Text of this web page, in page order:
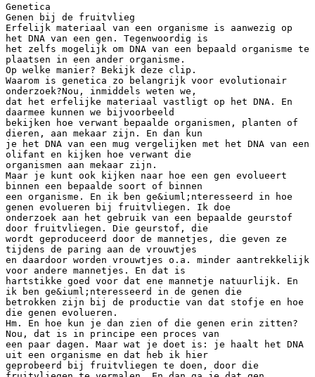
Genetica
Genen bij de fruitvlieg
Erfelijk materiaal van een organisme is aanwezig op
het DNA van een gen. Tegenwoordig is
het zelfs mogelijk om DNA van een bepaald organisme te
plaatsen in een ander organisme.
Op welke manier? Bekijk deze clip.
Waarom is genetica zo belangrijk voor evolutionair
onderzoek?Nou, inmiddels weten we,
dat het erfelijke materiaal vastligt op het DNA. En
daarmee kunnen we bijvoorbeeld
bekijken hoe verwant bepaalde organismen, planten of
dieren, aan mekaar zijn. En dan kun
je het DNA van een mug vergelijken met het DNA van een
olifant en kijken hoe verwant die
organismen aan mekaar zijn.
Maar je kunt ook kijken naar hoe een gen evolueert
binnen een bepaalde soort of binnen
een organisme. En ik ben ge&iuml;nteresseerd in hoe
genen evolueren bij fruitvliegen. Ik doe
onderzoek aan het gebruik van een bepaalde geurstof
door fruitvliegen. Die geurstof, die
wordt geproduceerd door de mannetjes, die geven ze
tijdens de paring aan de vrouwtjes
en daardoor worden vrouwtjes o.a. minder aantrekkelijk
voor andere mannetjes. En dat is
hartstikke goed voor dat ene mannetje natuurlijk. En
ik ben ge&iuml;nteresseerd in de genen die
betrokken zijn bij de productie van dat stofje en hoe
die genen evolueren.
Hm. En hoe kun je dan zien of die genen erin zitten?
Nou, dat is in principe een proces van
een paar dagen. Maar wat je doet is: je haalt het DNA
uit een organisme en dat heb ik hier
geprobeerd bij fruitvliegen te doen, door die